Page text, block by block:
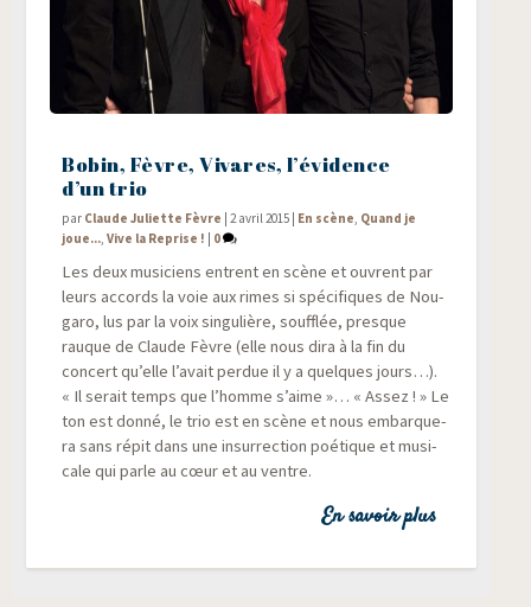
Bobin, Fèvre, Vivares, l’évidence
d’un trio
par Claude Juliette Fèvre |2 avril 2015 En scène, Quand je
joue...,Vive la Reprise ! 0
Les deux musi­ciens entrent en scène et ouvrent par
leurs accords la voie aux rimes si spé­ci­fiques de Nou­
ga­ro, lus par la voix sin­gu­lière, souf­flée, presque
rauque de Claude Fèvre (elle nous dira à la fin du
concert qu’elle l’avait per­due il y a quelques jours…).
« Il serait temps que l’homme s’aime »… « Assez ! » Le
ton est don­né, le trio est en scène et nous embar­que­
ra sans répit dans une insur­rec­tion poé­tique et musi­
cale qui parle au cœur et au ventre.
En savoir plus